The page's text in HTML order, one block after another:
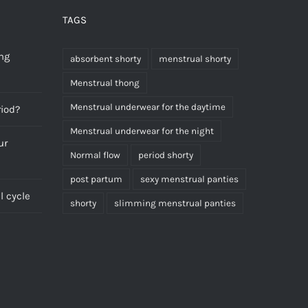
cycle
TAGS
absorbent shorty menstrual shorty
Menstrual thong
Menstrual underwear for the daytime
Menstrual underwear for the night
Normal flow period shorty
post partum sexy menstrual panties
shorty slimming menstrual panties